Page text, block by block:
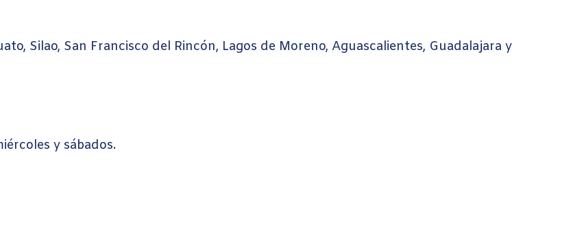
Silao, San Francisco del Rincón, Lagos de Moreno, Aguascalientes, Guadalajara y
y sábados.